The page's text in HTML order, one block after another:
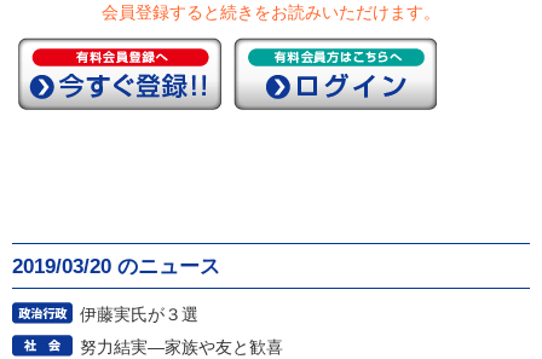
会員登録すると続きをお読みいただけます。
2019/03/20 のニュース
伊藤実氏が３選
努力結実―家族や友と歓喜